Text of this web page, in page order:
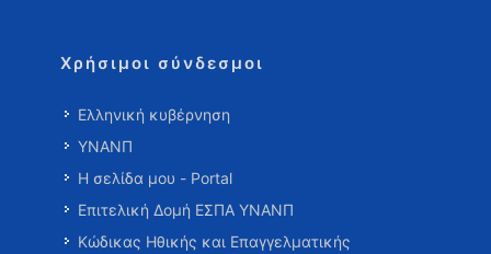
Χρήσιμοι σύνδεσμοι
Ελληνική κυβέρνηση
ΥΝΑΝΠ
Η σελίδα μου - Portal
Επιτελική Δομή ΕΣΠΑ ΥΝΑΝΠ
Κώδικας Ηθικής και Επαγγελματικής